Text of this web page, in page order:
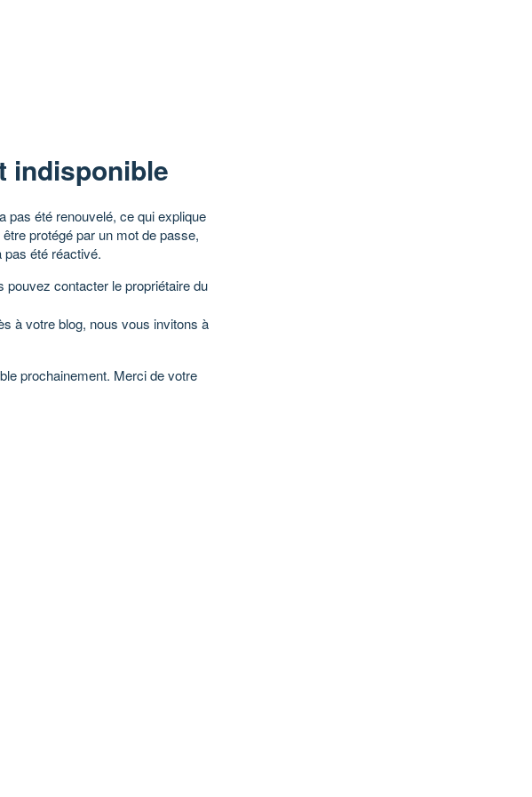
indisponible
pas été renouvelé, ce qui explique
protégé par un mot de passe,
pas été réactivé.
contacter le propriétaire du
à votre blog, nous vous invitons à
prochainement. Merci de votre